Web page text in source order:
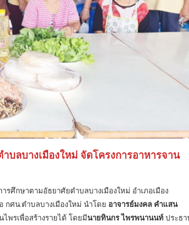
ลบางเมืองใหม่ จัดโครงการอาหารจาน
รศึกษาตามอัธยาศัยตำบลบางเมืองใหม่ อำเภอเมือง
ศน.ตำบลบางเมืองใหม่ นำโดย อาจารย์มงคล คำแสน
พรเพื่อสร้างรายได้ โดยมีนายทินกร ไพรพนานนท์ ประธา